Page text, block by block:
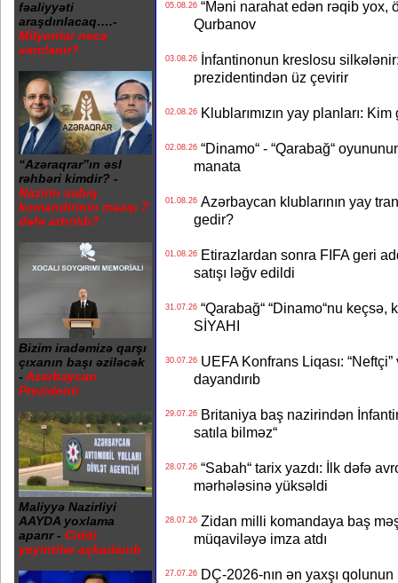
fəaliyyəti
araşdırılacaq….-
Milyonlar necə
xərclənir?
“Azəraqrar”ın əsl
rəhbəri kimdir? -
Nazirin sabiq
komandirinin maaşı 7
dəfə artırılıb?
Bizim iradəmizə qarşı
çıxanın başı əziləcək
- Azərbaycan
Prezidenti
Maliyyə Nazirliyi
AAYDA yoxlama
aparır - Ciddi
yeyintilər aşkarlanıb
05.08.26“Məni narahat edən rəqib yox,
Qurbanov
03.08.26İnfantinonun kreslosu
prezidentindən üz çevirir
02.08.26Klublarımızın yay planları:
02.08.26“Dinamo“ - “Qarabağ“
manata
01.08.26Azərbaycan klublarının yay
gedir?
01.08.26Etirazlardan sonra FIFA geri
satışı ləğv edildi
31.07.26“Qarabağ“ “Dinamo“nu keçsə,
SİYAHI
30.07.26UEFA Konfrans Liqası: “Neftçi”
dayandırıb
29.07.26Britaniya baş nazirindən
satıla bilməz“
28.07.26“Sabah“ tarix yazdı: İlk dəfə
mərhələsinə yüksəldi
28.07.26Zidan milli komandaya baş
müqaviləyə imza atdı
27.07.26DÇ-2026-nın ən yaxşı